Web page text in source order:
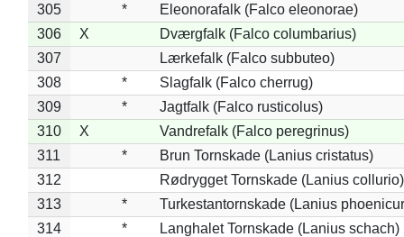
305
*
Eleonorafalk (Falco eleonorae)
306
X
Dværgfalk (Falco columbarius)
307
Lærkefalk (Falco subbuteo)
308
*
Slagfalk (Falco cherrug)
309
*
Jagtfalk (Falco rusticolus)
310
X
Vandrefalk (Falco peregrinus)
311
*
Brun Tornskade (Lanius cristatus)
312
Rødrygget Tornskade (Lanius collurio)
313
*
Turkestantornskade (Lanius
314
*
Langhalet Tornskade (Lanius schach)